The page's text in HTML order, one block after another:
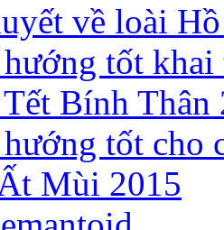
về loài
tốt
Bính Thân
tốt cho
Mùi 2015